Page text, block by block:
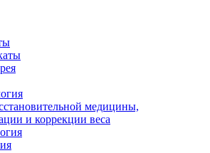
медицины,
и коррекции веса